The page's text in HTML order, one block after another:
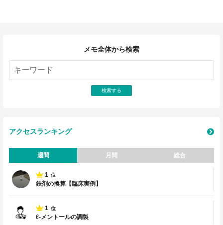
メモ全体から検索
アクセスランキング
週間 月間 総合
1 位
鉄剤の換算【臨床実例】
1 位
ℓ-メントールの調製